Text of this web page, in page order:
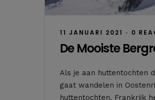
11 JANUARI 2021 • 0
De Mooiste
Als je aan huttentochten
gaat wandelen in
huttentochten. Frankrijk